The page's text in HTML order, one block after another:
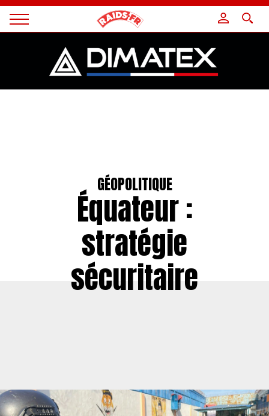
Magazine
GÉOPOLITIQUE
Équateur :
stratégie
sécuritaire
Panneau de gestion des cookies